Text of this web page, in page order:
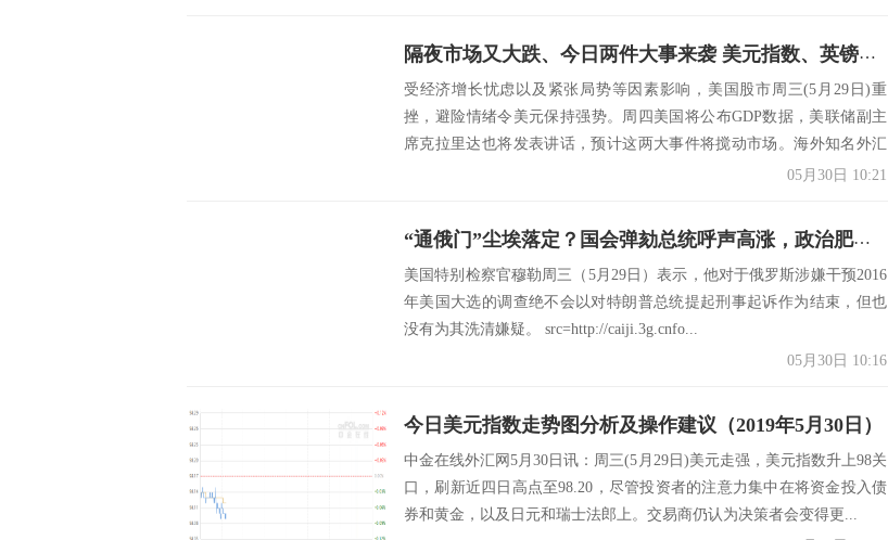
隔夜市场又大跌、今日两件大事来袭 美元指数、英镑、日元和标普500指数技术前景分析
受经济增长忧虑以及紧张局势等因素影响，美国股市周三(5月29日)重
挫，避险情绪令美元保持强势。周四美国将公布GDP数据，美联储副主
席克拉里达也将发表讲话，预计这两大事件将搅动市场。海外知名外汇
05月30日 10:21
“通俄门”尘埃落定？国会弹劾总统呼声高涨，政治肥皂剧施压美元
美国特别检察官穆勒周三（5月29日）表示，他对于俄罗斯涉嫌干预2016
年美国大选的调查绝不会以对特朗普总统提起刑事起诉作为结束，但也
没有为其洗清嫌疑。 src=http://caiji.3g.cnfo...
05月30日 10:16
今日美元指数走势图分析及操作建议（2019年5月30日）
中金在线外汇网5月30日讯：周三(5月29日)美元走强，美元指数升上98关
口，刷新近四日高点至98.20，尽管投资者的注意力集中在将资金投入债
券和黄金，以及日元和瑞士法郎上。交易商仍认为决策者会变得更...